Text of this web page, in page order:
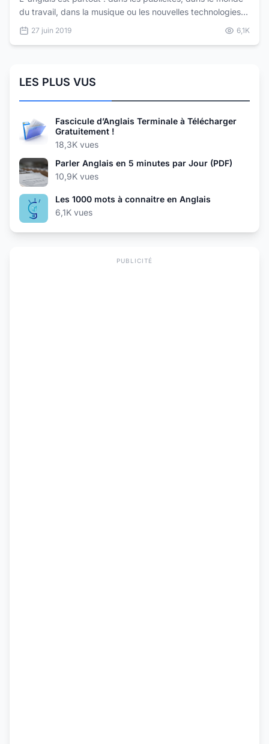
du travail, dans la musique ou les nouvelles technologies.
Plus très évident d’être un vrai débutant...
27 juin 2019 6,1K
LES PLUS VUS
Fascicule d’Anglais Terminale à Télécharger
Gratuitement !
18,3K vues
Parler Anglais en 5 minutes par Jour (PDF)
10,9K vues
Les 1000 mots à connaitre en Anglais
6,1K vues
PUBLICITÉ